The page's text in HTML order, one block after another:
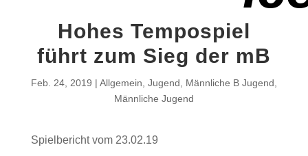
Hohes Tempospiel
führt zum Sieg der mB
Feb. 24, 2019 Allgemein Jugend Männliche B Jugend
Männliche Jugend
Spielbericht vom 23.02.19
2. Herren
1. Damen
Weibliche
Minis &
Spielbetrieb
Spieltagssponsoren
Satzung
FWD
Download
Kooperationen